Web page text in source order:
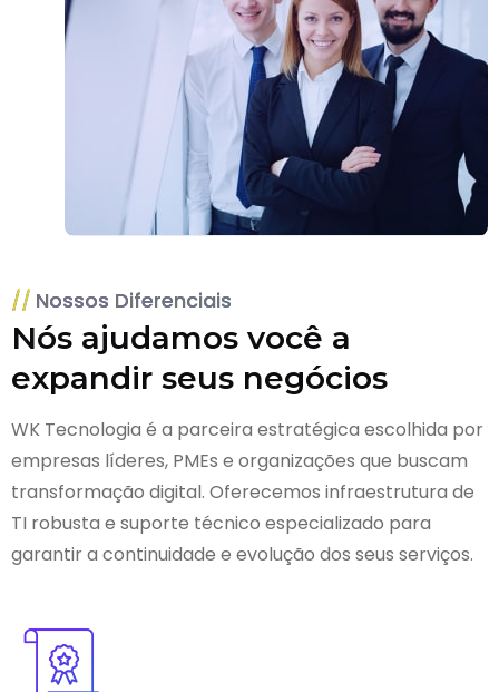
Nossos Diferenciais
Nós ajudamos você a
expandir seus negócios
WK Tecnologia é a parceira estratégica escolhida por
empresas líderes, PMEs e organizações que buscam
transformação digital. Oferecemos infraestrutura de
TI robusta e suporte técnico especializado para
garantir a continuidade e evolução dos seus serviços.